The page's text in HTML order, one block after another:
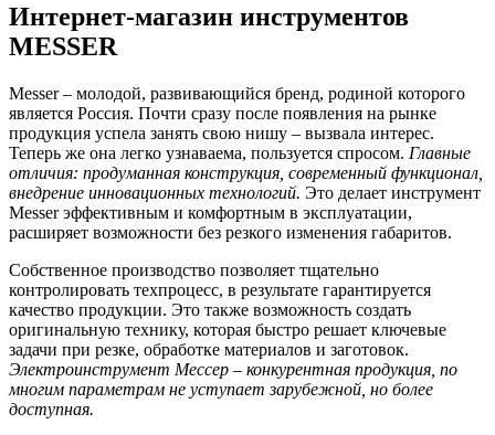
Интернет-магазин инструментов
MESSER
Messer – молодой, развивающийся бренд, родиной которого
является Россия. Почти сразу после появления на рынке
продукция успела занять свою нишу – вызвала интерес.
Теперь же она легко узнаваема, пользуется спросом. Главные
отличия: продуманная конструкция, современный функционал,
внедрение инновационных технологий. Это делает инструмент
Messer эффективным и комфортным в эксплуатации,
расширяет возможности без резкого изменения габаритов.
Собственное производство позволяет тщательно
контролировать техпроцесс, в результате гарантируется
качество продукции. Это также возможность создать
оригинальную технику, которая быстро решает ключевые
задачи при резке, обработке материалов и заготовок.
Электроинструмент Мессер – конкурентная продукция, по
многим параметрам не уступает зарубежной, но более
доступная.